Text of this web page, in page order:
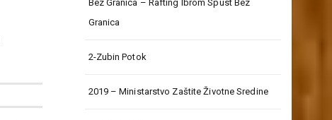
Bez Granica – Rafting Ibrom Spust Bez
Granica
2-Zubin Potok
2019 – Ministarstvo Zaštite Životne Sredine